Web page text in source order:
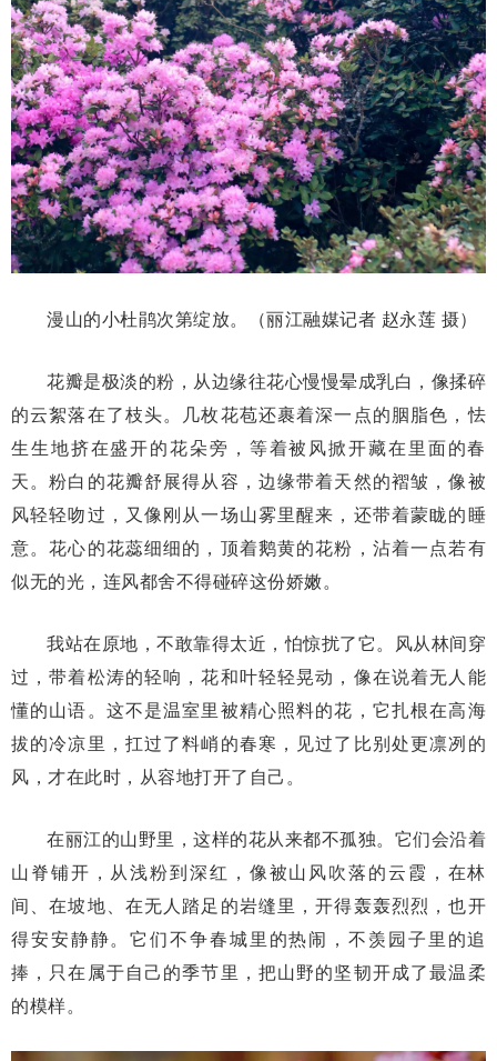
漫山的小杜鹃次第绽放。（丽江融媒记者 赵永莲 摄）
花瓣是极淡的粉，从边缘往花心慢慢晕成乳白，像揉碎
的云絮落在了枝头。几枚花苞还裹着深一点的胭脂色，怯
生生地挤在盛开的花朵旁，等着被风掀开藏在里面的春
天。粉白的花瓣舒展得从容，边缘带着天然的褶皱，像被
风轻轻吻过，又像刚从一场山雾里醒来，还带着蒙眬的睡
意。花心的花蕊细细的，顶着鹅黄的花粉，沾着一点若有
似无的光，连风都舍不得碰碎这份娇嫩。
我站在原地，不敢靠得太近，怕惊扰了它。风从林间穿
过，带着松涛的轻响，花和叶轻轻晃动，像在说着无人能
懂的山语。这不是温室里被精心照料的花，它扎根在高海
拔的冷凉里，扛过了料峭的春寒，见过了比别处更凛冽的
风，才在此时，从容地打开了自己。
在丽江的山野里，这样的花从来都不孤独。它们会沿着
山脊铺开，从浅粉到深红，像被山风吹落的云霞，在林
间、在坡地、在无人踏足的岩缝里，开得轰轰烈烈，也开
得安安静静。它们不争春城里的热闹，不羡园子里的追
捧，只在属于自己的季节里，把山野的坚韧开成了最温柔
的模样。